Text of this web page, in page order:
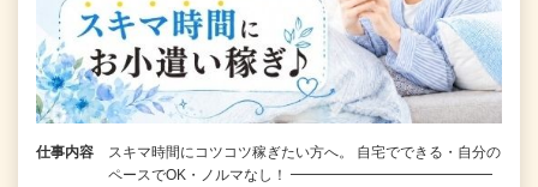
仕事内容
スキマ時間にコツコツ稼ぎたい方へ。 自宅でできる・自分の
ペースでOK・ノルマなし！ ━━━━━━━━━━━━━━